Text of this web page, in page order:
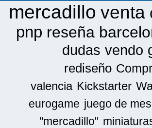
mercadillo venta
pnp reseña
dudas vendo
rediseño
valencia Kickstarter
eurogame juego de
"mercadillo"